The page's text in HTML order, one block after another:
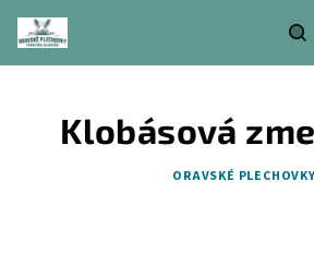
obsah
Klobásová
ORAVSKÉ PLECHOVKY